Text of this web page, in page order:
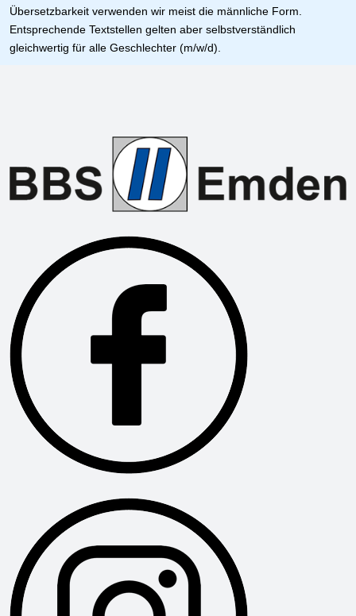
Übersetzbarkeit verwenden wir meist die männliche Form.
Entsprechende Textstellen gelten aber selbstverständlich
gleichwertig für alle Geschlechter (m/w/d).